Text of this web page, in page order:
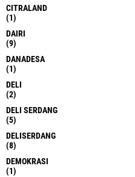
CITRALAND
(1)
DAIRI
(9)
DANADESA
(1)
DELI
(2)
DELI SERDANG
(5)
DELISERDANG
(8)
DEMOKRASI
(1)